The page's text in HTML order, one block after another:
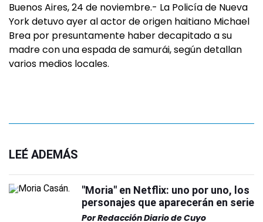
Buenos Aires, 24 de noviembre.- La Policía de Nueva
York detuvo ayer al actor de origen haitiano Michael
Brea por presuntamente haber decapitado a su
madre con una espada de samurái, según detallan
varios medios locales.
LEÉ ADEMÁS
"Moria" en Netflix: uno por uno, los
personajes que aparecerán en serie
PorRedacción Diario de Cuyo